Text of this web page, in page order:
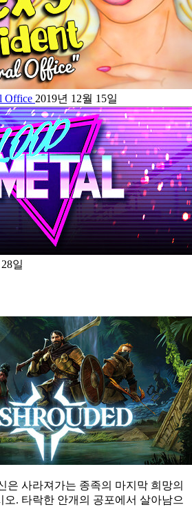
Office 2019년 12월 15일
일
은 사라져가는 종족의 마지막 희망의
. 타락한 안개의 공포에서 살아남으